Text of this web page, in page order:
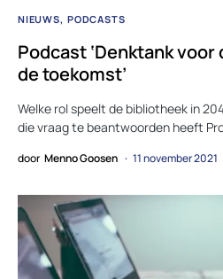
NIEUWS PODCASTS
Podcast ‘Denktank
de toekomst’
Welke rol speelt de bibliotheek in
die vraag te beantwoorden heeft
door Menno Goosen 11 november 2021